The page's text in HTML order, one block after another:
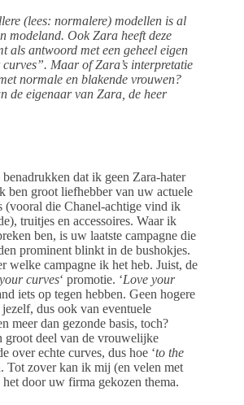
(lees: normalere) modellen is al
modeland. Ook Zara heeft deze
als antwoord met een geheel eigen
Maar of Zara’s interpretatie
normale en blakende vrouwen?
de eigenaar van Zara, de heer
dat ik geen Zara-hater
ben groot liefhebber van uw actuele
(vooral die Chanel-achtige vind ik
truitjes en accessoires. Waar ik
ben, is uw laatste campagne die
prominent blinkt in de bushokjes.
welke campagne ik het heb. Juist, de
curves‘ promotie. ‘Love your
iets op tegen hebben. Geen hogere
dus ook van eventuele
meer dan gezonde basis, toch?
groot deel van de vrouwelijke
over echte curves, dus hoe ‘to the
Tot zover kan ik mij (en velen met
door uw firma gekozen thema.